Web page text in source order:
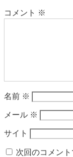
コメント ※
名前 ※
メール ※
サイト
次回のコメン